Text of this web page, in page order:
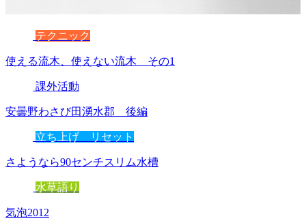
テクニック
使える流木、使えない流木 その1
課外活動
安曇野わさび田湧水郡 後編
立ち上げ リセット
さようなら90センチスリム水槽
水草語り
気泡2012